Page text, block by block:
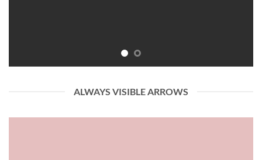
ALWAYS VISIBLE ARROWS